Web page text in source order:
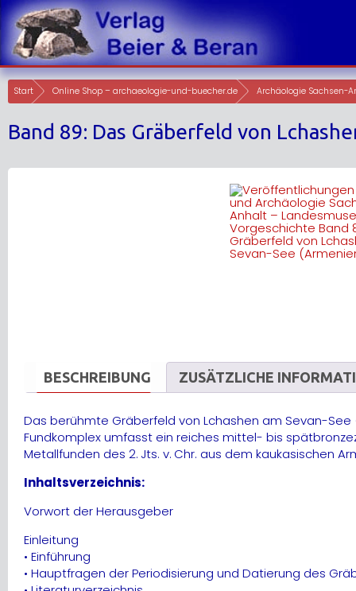
Skip
to
content
Start Online Shop – archaeologie-und-buecher.de Archäologie Sachsen-
Band 89: Das Gräberfeld von
BESCHREIBUNG ZUSÄTZLICHE
Das berühmte Gräberfeld von Lchashen am Sevan-
Fundkomplex umfasst ein reiches mittel- bis
Metallfunden des 2. Jts. v. Chr. aus dem kaukasischen
Inhaltsverzeichnis:
Vorwort der Herausgeber
Einleitung
• Einführung
• Hauptfragen der Periodisierung und Datierung des